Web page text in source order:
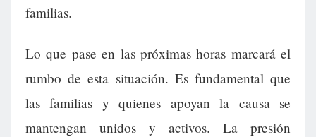
familias.
Lo que pase en las próximas horas marcará el
rumbo de esta situación. Es fundamental que
las familias y quienes apoyan la causa se
mantengan unidos y activos. La presión